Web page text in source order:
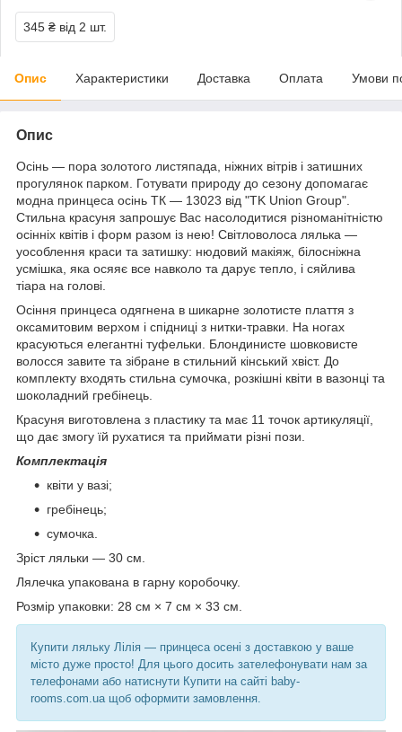
345 ₴ від 2 шт.
Опис Характеристики Доставка Оплата Умови
Опис
Осінь — пора золотого листяпада, ніжних вітрів і затишних
прогулянок парком. Готувати природу до сезону допомагає
модна принцеса осінь ТК — 13023 від "TK Union Group".
Стильна красуня запрошує Вас насолодитися різноманітністю
осінніх квітів і форм разом із нею! Світловолоса лялька —
уособлення краси та затишку: нюдовий макіяж, білосніжна
усмішка, яка осяяє все навколо та дарує тепло, і сяйлива
тіара на голові.
Осіння принцеса одягнена в шикарне золотисте плаття з
оксамитовим верхом і спідниці з нитки-травки. На ногах
красуються елегантні туфельки. Блондинисте шовковисте
волосся завите та зібране в стильний кінський хвіст. До
комплекту входять стильна сумочка, розкішні квіти в вазонці та
шоколадний гребінець.
Красуня виготовлена з пластику та має 11 точок артикуляції,
що дає змогу їй рухатися та приймати різні пози.
Комплектація
квіти у вазі;
гребінець;
сумочка.
Зріст ляльки — 30 см.
Лялечка упакована в гарну коробочку.
Розмір упаковки: 28 см × 7 см × 33 см.
Купити ляльку Лілія — принцеса осені з доставкою у ваше
місто дуже просто! Для цього досить зателефонувати нам за
телефонами або натиснути Купити на сайті baby-
rooms.com.ua щоб оформити замовлення.